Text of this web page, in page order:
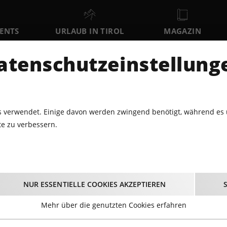
URLAUB IN TIROL MAGAZIN
SA SO MO 11
·
und auf Tirols Weihnachtsmärkten steigt die
heißen Glühwein und lasst euch von kulinarischen
verwendet. Einige davon werden zwingend benötigt, während
zu verbessern.
NUR ESSENTIELLE COOKIES AKZEPTIEREN
Mehr über die genutzten Cookies erfahren